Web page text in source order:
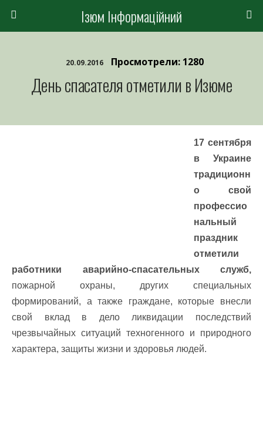
Ізюм Інформаційний
20.09.2016 Просмотрели: 1280
День спасателя отметили в Изюме
17 сентября
в Украине
традиционн
о свой
профессио
нальный
праздник
отметили
работники аварийно-спасательных служб,
пожарной охраны, других специальных
формирований, а также граждане, которые внесли
свой вклад в дело ликвидации последствий
чрезвычайных ситуаций техногенного и природного
характера, защиты жизни и здоровья людей.